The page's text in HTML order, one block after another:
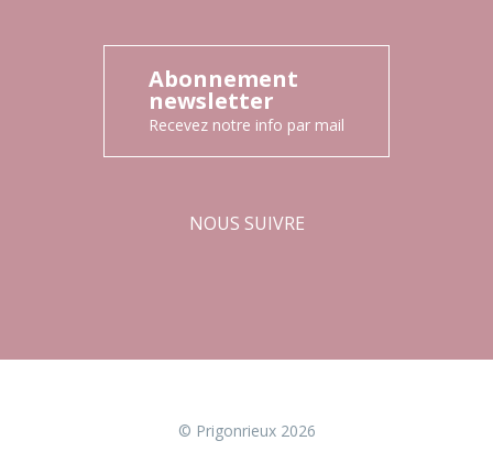
Abonnement
newsletter
Recevez notre info par mail
NOUS SUIVRE
© Prigonrieux 2026